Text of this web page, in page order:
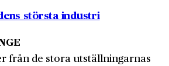
största industri
från de stora utställningarnas